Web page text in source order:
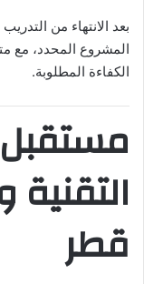
بعد الانتهاء من
المشروع المحدد، مع
الكفاءة المطلوبة.
قطر